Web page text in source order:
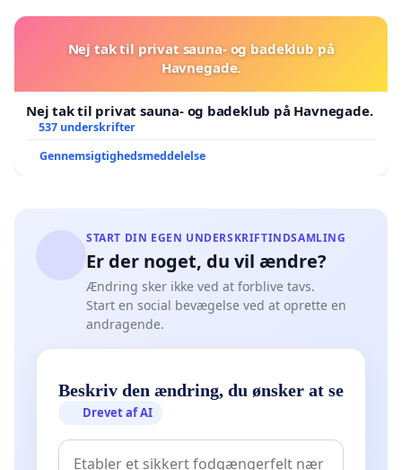
Nej tak til privat sauna- og badeklub på
Havnegade.
Nej tak til privat sauna- og badeklub på Havnegade.
537 underskrifter
Gennemsigtighedsmeddelelse
START DIN EGEN UNDERSKRIFTINDSAMLING
Er der noget, du vil ændre?
Ændring sker ikke ved at forblive tavs.
Start en social bevægelse ved at oprette en
andragende.
Beskriv den ændring, du ønsker at se
Drevet af AI